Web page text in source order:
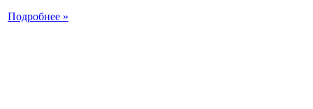
Подробнее »